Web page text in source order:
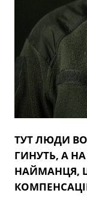
ТУТ ЛЮДИ
ГИНУТЬ, А
НАЙМАНЦЯ,